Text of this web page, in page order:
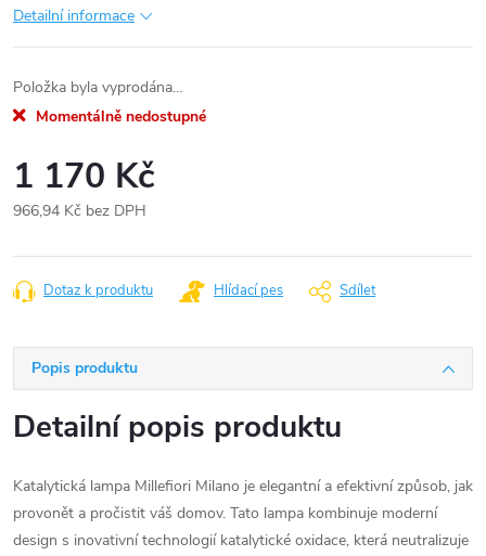
Detailní informace
Položka byla vyprodána…
Momentálně nedostupné
1 170 Kč
966,94 Kč bez DPH
cena:
Dotaz k produktu Hlídací pes Sdílet
Popis produktu
Detailní popis produktu
Katalytická lampa Millefiori Milano je elegantní a efektivní způsob, jak
provonět a pročistit váš domov. Tato lampa kombinuje moderní
design s inovativní technologií katalytické oxidace, která neutralizuje